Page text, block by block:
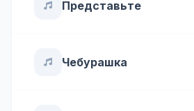
Представьте
Чебурашка